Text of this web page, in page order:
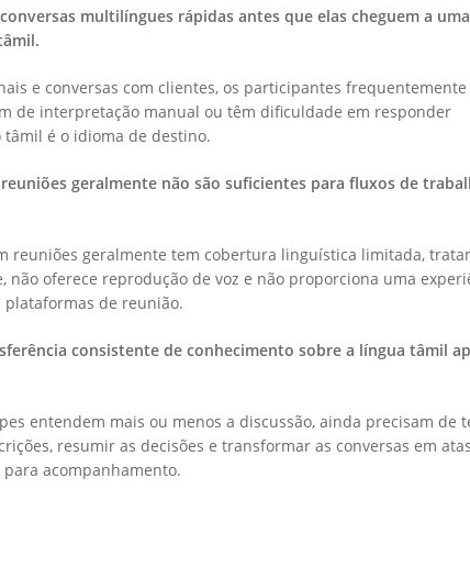
multilíngues rápidas antes que elas cheguem a uma
e conversas com clientes, os participantes
de interpretação manual ou têm dificuldade em responder
é o idioma de destino.
geralmente não são suficientes para fluxos de
reuniões geralmente tem cobertura linguística limitada,
não oferece reprodução de voz e não proporciona uma
de reunião.
consistente de conhecimento sobre a língua tâmil
entendem mais ou menos a discussão, ainda precisam de
resumir as decisões e transformar as conversas em
acompanhamento.